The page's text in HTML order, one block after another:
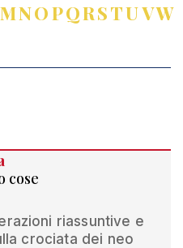
MNOPQRSTUVW
cose
riassuntive e
crociata dei neo